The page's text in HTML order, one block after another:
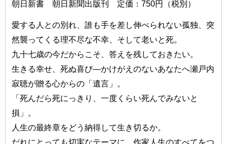
朝日新書 朝日新聞出版刊 定価：750円（税別）
愛する人との別れ、誰も手を差し伸べられない孤独、突
然襲ってくる理不尽な不幸、そして老いと死。
九十七歳の今だからこそ、答えを残しておきたい。
生きる幸せ、死ぬ喜び—かけがえのないあなたへ瀬戸内
寂聴が贈る心からの「遺言」。
「死んだら死にっきり、一度くらい死んでみないと
損」。
人生の最終章をどう納得して生き切るか。
だれにとっても切実なテーマに、作家人生のすべてをつ